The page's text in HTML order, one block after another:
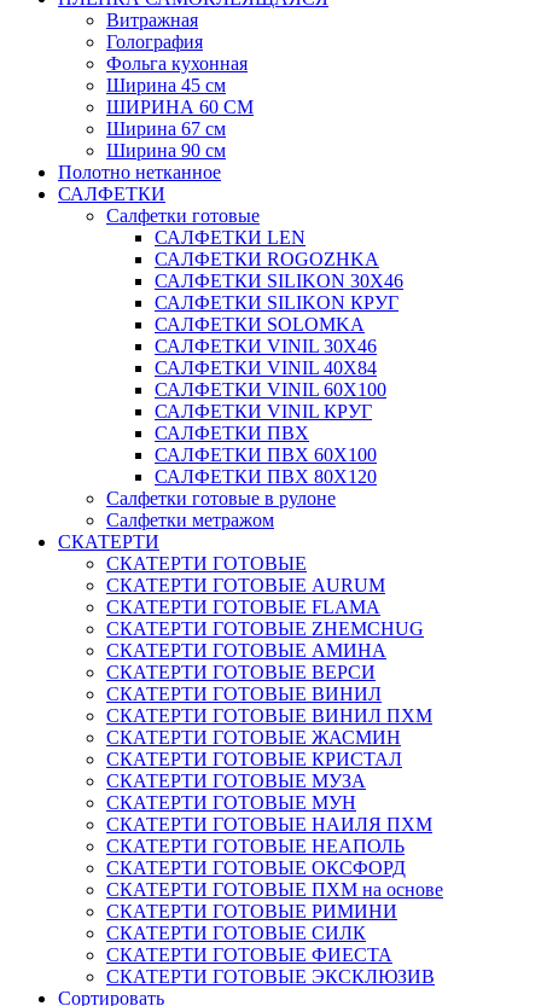
Витражная
Голография
Фольга кухонная
Ширина 45 см
ШИРИНА 60 СМ
Ширина 67 см
Ширина 90 см
Полотно нетканное
САЛФЕТКИ
Салфетки готовые
САЛФЕТКИ LEN
САЛФЕТКИ ROGOZHKA
САЛФЕТКИ SILIKON 30Х46
САЛФЕТКИ SILIKON КРУГ
САЛФЕТКИ SOLOMKA
САЛФЕТКИ VINIL 30Х46
САЛФЕТКИ VINIL 40Х84
САЛФЕТКИ VINIL 60Х100
САЛФЕТКИ VINIL КРУГ
САЛФЕТКИ ПВХ
САЛФЕТКИ ПВХ 60Х100
САЛФЕТКИ ПВХ 80Х120
Салфетки готовые в рулоне
Салфетки метражом
СКАТЕРТИ
СКАТЕРТИ ГОТОВЫЕ
СКАТЕРТИ ГОТОВЫЕ AURUM
СКАТЕРТИ ГОТОВЫЕ FLAMA
СКАТЕРТИ ГОТОВЫЕ ZHEMCHUG
СКАТЕРТИ ГОТОВЫЕ АМИНА
СКАТЕРТИ ГОТОВЫЕ ВЕРСИ
СКАТЕРТИ ГОТОВЫЕ ВИНИЛ
СКАТЕРТИ ГОТОВЫЕ ВИНИЛ ПХМ
СКАТЕРТИ ГОТОВЫЕ ЖАСМИН
СКАТЕРТИ ГОТОВЫЕ КРИСТАЛ
СКАТЕРТИ ГОТОВЫЕ МУЗА
СКАТЕРТИ ГОТОВЫЕ МУН
СКАТЕРТИ ГОТОВЫЕ НАИЛЯ ПХМ
СКАТЕРТИ ГОТОВЫЕ НЕАПОЛЬ
СКАТЕРТИ ГОТОВЫЕ ОКСФОРД
СКАТЕРТИ ГОТОВЫЕ ПХМ на основе
СКАТЕРТИ ГОТОВЫЕ РИМИНИ
СКАТЕРТИ ГОТОВЫЕ СИЛК
СКАТЕРТИ ГОТОВЫЕ ФИЕСТА
СКАТЕРТИ ГОТОВЫЕ ЭКСКЛЮЗИВ
Сортировать